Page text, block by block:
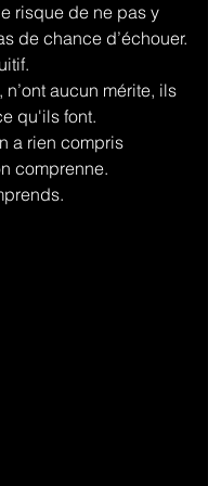
risque de ne pas y
de chance d’échouer.
aucun mérite, ils
qu'ils font.
a rien compris
comprenne.